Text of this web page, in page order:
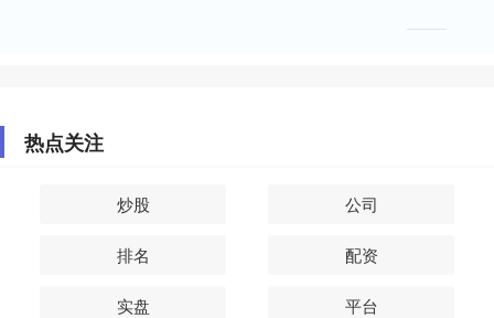
热点关注
炒股 公司
排名 配资
实盘 平台